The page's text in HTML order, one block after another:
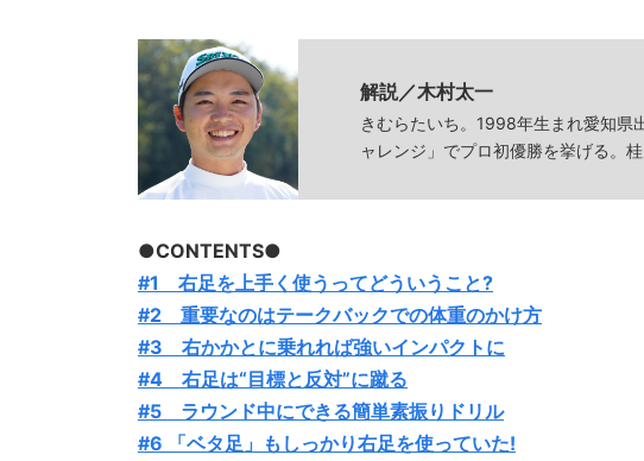
解説／木村太一
きむらたいち。1998年生まれ愛知県
ャレンジ」でプロ初優勝を挙げる。
●CONTENTS●
#1 右足を上手く使うってどういうこと?
#2 重要なのはテークバックでの体重のかけ方
#3 右かかとに乗れれば強いインパクトに
#4 右足は“目標と反対”に蹴る
#5 ラウンド中にできる簡単素振りドリル
#6 「ベタ足」もしっかり右足を使っていた!